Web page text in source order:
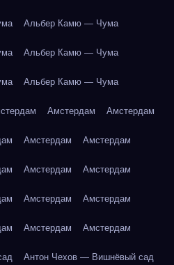
Альбер Камю — Чума
Альбер Камю — Чума
Альбер Камю — Чума
Амстердам Амстердам
Амстердам Амстердам
Амстердам Амстердам
Амстердам Амстердам
Амстердам Амстердам
Антон Чехов — Вишнёвый сад